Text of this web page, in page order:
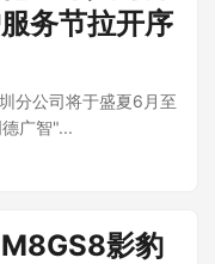
务节拉开序
分公司将于盛夏6月至
广智"...
影豹